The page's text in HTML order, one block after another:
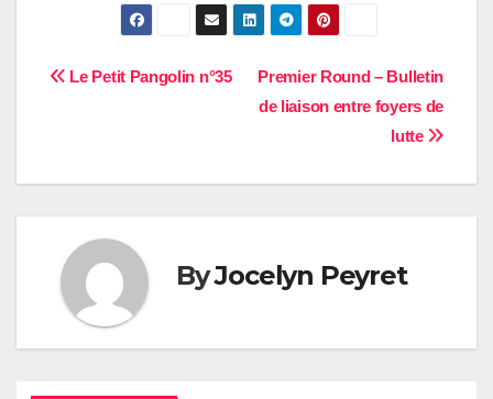
Navigation
l’article
Premier Round – Bulletin
de liaison entre foyers de
lutte
Le Petit Pangolin n°35
ByJocelyn Peyret